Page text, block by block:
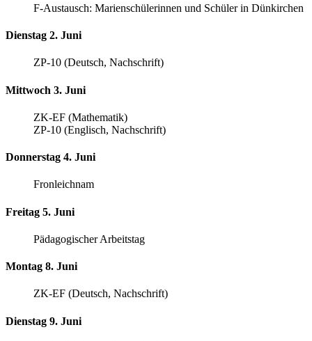
F-Austausch: Marienschülerinnen und Schüler in Dünkirchen
Dienstag 2. Juni
ZP-10 (Deutsch, Nachschrift)
Mittwoch 3. Juni
ZK-EF (Mathematik)
ZP-10 (Englisch, Nachschrift)
Donnerstag 4. Juni
Fronleichnam
Freitag 5. Juni
Pädagogischer Arbeitstag
Montag 8. Juni
ZK-EF (Deutsch, Nachschrift)
Dienstag 9. Juni